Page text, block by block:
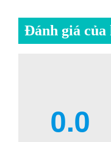
Đánh giá của
0.0